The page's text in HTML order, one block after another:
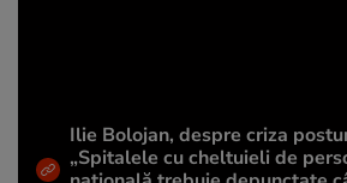
Ilie Bolojan, despre criza
„Spitalele cu cheltuieli de